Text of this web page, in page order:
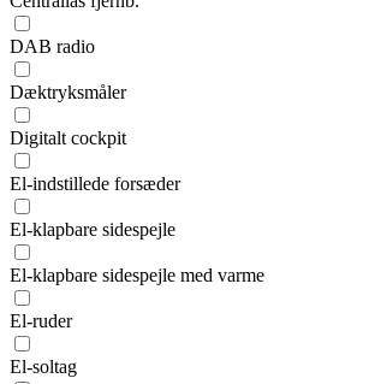
DAB radio
Dæktryksmåler
Digitalt cockpit
El-indstillede forsæder
El-klapbare sidespejle
El-klapbare sidespejle med varme
El-ruder
El-soltag